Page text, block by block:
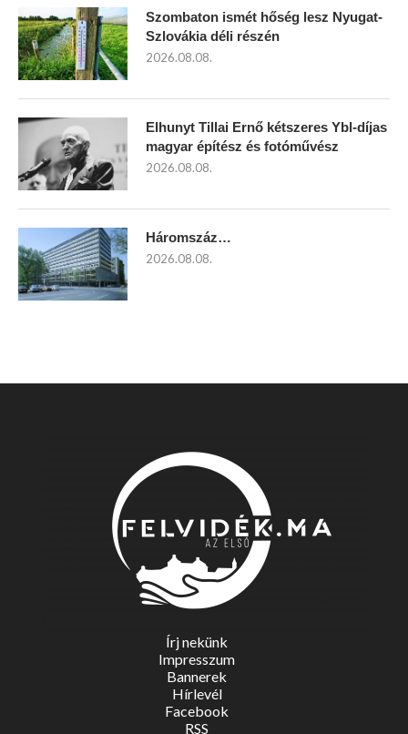
Szombaton ismét hőség lesz Nyugat-
Szlovákia déli részén
2026.08.08.
Elhunyt Tillai Ernő kétszeres Ybl-díjas
magyar építész és fotóművész
2026.08.08.
Háromszáz…
2026.08.08.
Írj nekünk
Impresszum
Bannerek
Hírlevél
Facebook
RSS